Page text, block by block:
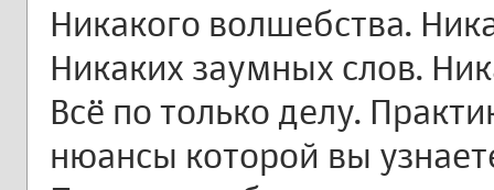
Никакого волшебства.
Никаких заумных слов.
Всё по только делу.
нюансы которой вы